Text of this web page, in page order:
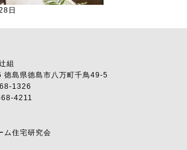
日
組
島県徳島市八万町千鳥49-5
1326
4211
ム住宅研究会